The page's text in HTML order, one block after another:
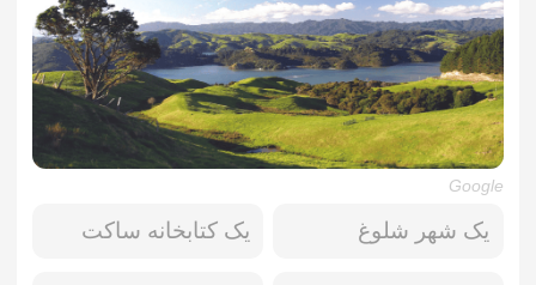
Google
یک شهر شلوغ یک کتابخانه ساکت